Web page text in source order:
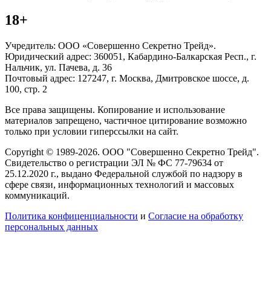
18+
Учредитель: ООО «Совершенно Секретно Трейд».
Юридический адрес: 360051, Кабардино-Балкарская Респ., г.
Нальчик, ул. Пачева, д. 36
Почтовый адрес: 127247, г. Москва, Дмитровское шоссе, д.
100, стр. 2
Все права защищены. Копирование и использование
материалов запрещено, частичное цитирование возможно
только при условии гиперссылки на сайт.
Copyright © 1989-2026. ООО "Совершенно Секретно Трейд".
Свидетельство о регистрации ЭЛ № ФС 77-79634 от
25.12.2020 г., выдано Федеральной службой по надзору в
сфере связи, информационных технологий и массовых
коммуникаций.
Политика конфиценциальности и Согласие на обработку
персональных данных